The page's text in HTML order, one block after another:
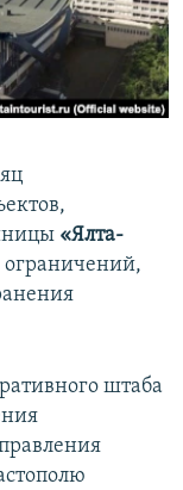
«Ялта-
штаба